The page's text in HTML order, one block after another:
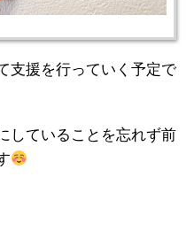
支援を行っていく予定で
していることを忘れず前